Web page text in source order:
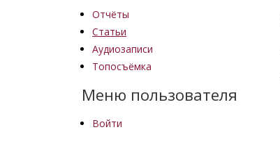
Отчёты
Статьи
Аудиозаписи
Топосъёмка
Меню пользователя
Войти